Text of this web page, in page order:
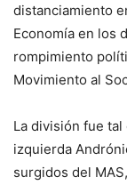
distanciamiento
Economía en los
rompimiento
Movimiento al
La división fue
izquierda
surgidos del